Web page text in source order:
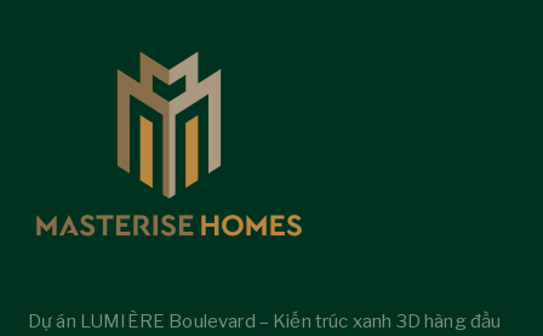
Dự án LUMIÈRE Boulevard – Kiến trúc xanh 3D hàng đầu